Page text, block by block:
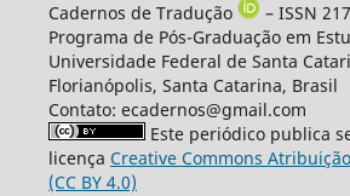
Cadernos de Tradução
– ISSN
Programa de Pós-Graduação em
Universidade Federal de Santa
Florianópolis, Santa Catarina, Brasil
Contato: ecadernos@gmail.com
Este periódico publica
licença Creative Commons
(CC BY 4.0)